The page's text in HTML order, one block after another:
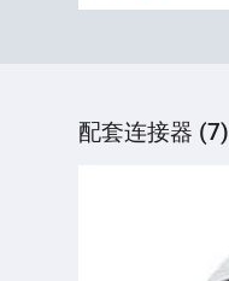
配套连接器 (7)